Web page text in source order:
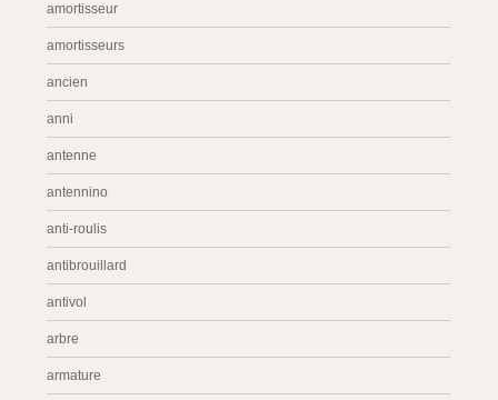
amortisseur
amortisseurs
ancien
anni
antenne
antennino
anti-roulis
antibrouillard
antivol
arbre
armature